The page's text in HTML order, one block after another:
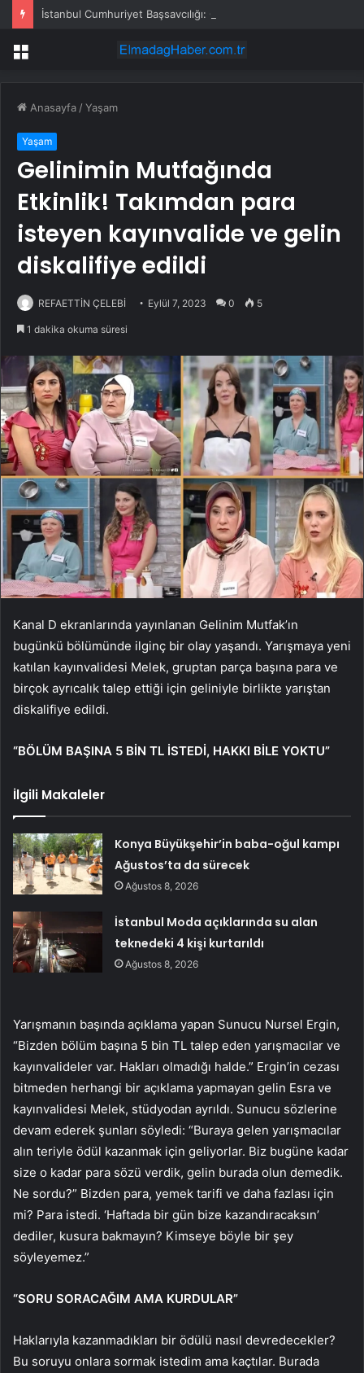
Menü
Anasayfa /Yaşam
Yaşam
Gelinimin Mutfağında
Etkinlik! Takımdan para
isteyen kayınvalide ve gelin
diskalifiye edildi
REFAETTİN ÇELEBİ Eylül 7, 2023 0 5
1 dakika okuma süresi
Kanal D ekranlarında yayınlanan Gelinim Mutfak’ın
bugünkü bölümünde ilginç bir olay yaşandı. Yarışmaya yeni
katılan kayınvalidesi Melek, gruptan parça başına para ve
birçok ayrıcalık talep ettiği için geliniyle birlikte yarıştan
diskalifiye edildi.
“BÖLÜM BAŞINA 5 BİN TL İSTEDİ, HAKKI BİLE YOKTU”
İlgili Makaleler
Konya Büyükşehir’in baba-oğul kampı
Ağustos’ta da sürecek
Ağustos 8, 2026
İstanbul Moda açıklarında su alan
teknedeki 4 kişi kurtarıldı
Ağustos 8, 2026
Yarışmanın başında açıklama yapan Sunucu Nursel Ergin,
“Bizden bölüm başına 5 bin TL talep eden yarışmacılar ve
kayınvalideler var. Hakları olmadığı halde.” Ergin’in cezası
bitmeden herhangi bir açıklama yapmayan gelin Esra ve
kayınvalidesi Melek, stüdyodan ayrıldı. Sunucu sözlerine
devam ederek şunları söyledi: “Buraya gelen yarışmacılar
alın teriyle ödül kazanmak için geliyorlar. Biz bugüne kadar
size o kadar para sözü verdik, gelin burada olun demedik.
Ne sordu?” Bizden para, yemek tarifi ve daha fazlası için
mi? Para istedi. ‘Haftada bir gün bize kazandıracaksın’
dediler, kusura bakmayın? Kimseye böyle bir şey
söyleyemez.”
“SORU SORACAĞIM AMA KURDULAR”
Haklarıyla kazanmadıkları bir ödülü nasıl devredecekler?
Bu soruyu onlara sormak istedim ama kaçtılar. Burada